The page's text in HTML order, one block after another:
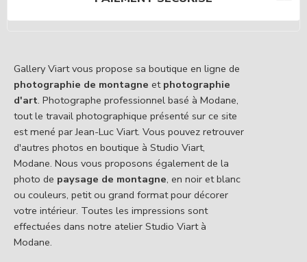
Gallery Viart vous propose sa boutique en ligne de
photographie de montagne et photographie
d'art. Photographe professionnel basé à Modane,
tout le travail photographique présenté sur ce site
est mené par Jean-Luc Viart. Vous pouvez retrouver
d'autres photos en boutique à Studio Viart,
Modane. Nous vous proposons également de la
photo de paysage de montagne, en noir et blanc
ou couleurs, petit ou grand format pour décorer
votre intérieur. Toutes les impressions sont
effectuées dans notre atelier Studio Viart à
Modane.